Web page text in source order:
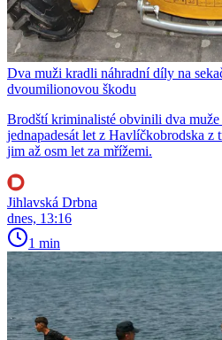
Dva muži kradli náhradní díly na
dvoumilionovou škodu
Brodští kriminalisté obvinili dva
jednapadesát let z Havlíčkobrodska z
jim až osm let za mřížemi.
Jihlavská Drbna
dnes, 13:16
1 min